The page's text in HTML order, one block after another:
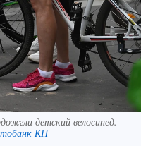
детский велосипед.
КП